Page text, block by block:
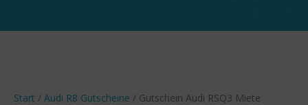
Start / Audi R8 Gutscheine / Gutschein Audi RSQ3 Miete